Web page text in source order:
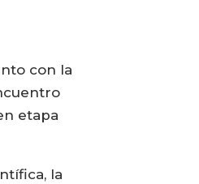
con la
etapa
la